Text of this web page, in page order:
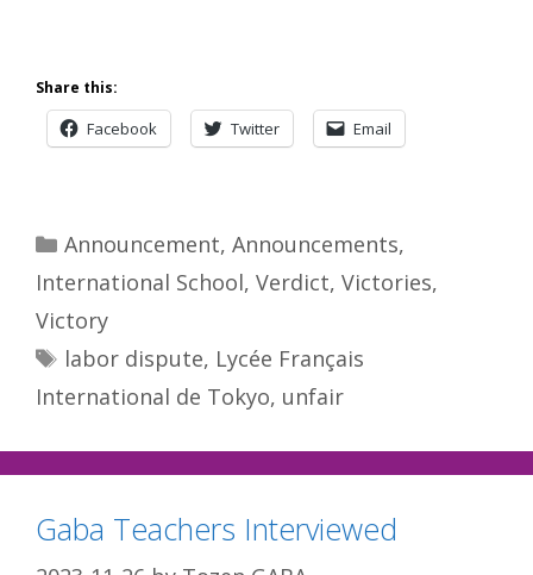
Share this:
Facebook Twitter Email
Categories
Announcement, Announcements,
International School, Verdict, Victories,
Victory
Tags
labor dispute, Lycée Français
International de Tokyo, unfair
Gaba Teachers Interviewed